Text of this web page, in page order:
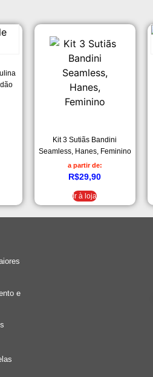
Kit 3 Sutiãs Bandini
Seamless, Hanes, Feminino
a partir de:
R$29,90
Ir à loja
e